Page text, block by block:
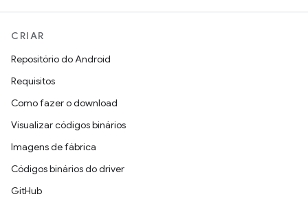
CRIAR
Repositório do Android
Requisitos
Como fazer o download
Visualizar códigos binários
Imagens de fábrica
Códigos binários do driver
GitHub